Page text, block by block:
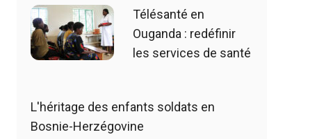
Télésanté en
Ouganda : redéfinir
les services de santé
L'héritage des enfants soldats en
Bosnie-Herzégovine